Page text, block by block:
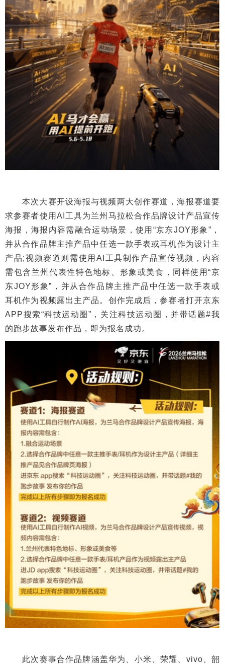
本次大赛开设海报与视频两大创作赛道，海报赛道要
求参赛者使用AI工具为兰州马拉松合作品牌设计产品宣传
海报，海报内容需融合运动场景，使用“京东JOY形象”，
并从合作品牌主推产品中任选一款手表或耳机作为设计主
产品;视频赛道则需使用AI工具制作产品宣传视频，内容
需包含兰州代表性特色地标、形象或美食，同样使用“京
东JOY形象”，并从合作品牌主推产品中任选一款手表或
耳机作为视频露出主产品。创作完成后，参赛者打开京东
APP搜索“科技运动圈”，关注科技运动圈，并带话题#我
的跑步故事发布作品，即为报名成功。
此次赛事合作品牌涵盖华为、小米、荣耀、vivo、韶